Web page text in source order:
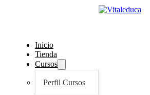
Inicio
Tienda
Cursos
Perfil Cursos